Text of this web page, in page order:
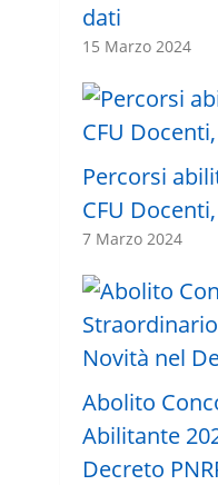
dati
15 Marzo 2024
Percorsi
CFU
7 Marzo 2024
Abolito
Abilitante
Decreto